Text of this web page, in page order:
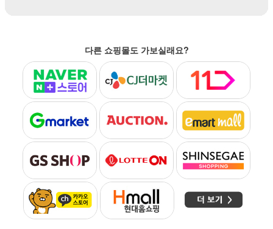
다른 쇼핑몰도 가보실래요?